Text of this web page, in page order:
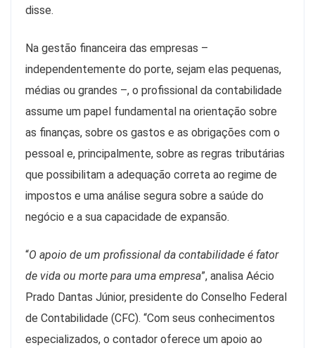
disse.
Na gestão financeira das empresas –
independentemente do porte, sejam elas pequenas,
médias ou grandes –, o profissional da contabilidade
assume um papel fundamental na orientação sobre
as finanças, sobre os gastos e as obrigações com o
pessoal e, principalmente, sobre as regras tributárias
que possibilitam a adequação correta ao regime de
impostos e uma análise segura sobre a saúde do
negócio e a sua capacidade de expansão.
“O apoio de um profissional da contabilidade é fator
de vida ou morte para uma empresa”, analisa Aécio
Prado Dantas Júnior, presidente do Conselho Federal
de Contabilidade (CFC). “Com seus conhecimentos
especializados, o contador oferece um apoio ao